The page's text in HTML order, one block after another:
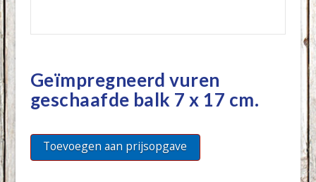
Geïmpregneerd vuren
geschaafde balk 7 x 17 cm.
Toevoegen aan prijsopgave